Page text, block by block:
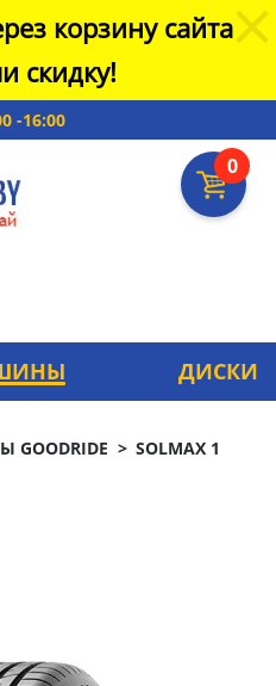
корзину сайта
скидку!
-16:00
0
ДИСКИ
SOLMAX 1